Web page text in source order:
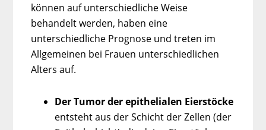
können auf unterschiedliche Weise
behandelt werden, haben eine
unterschiedliche Prognose und treten im
Allgemeinen bei Frauen unterschiedlichen
Alters auf.
Der Tumor der epithelialen Eierstöcke
entsteht aus der Schicht der Zellen (der